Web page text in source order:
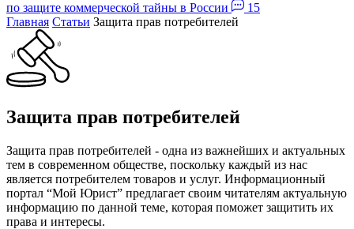
по защите коммерческой тайны в России
15
Главная Статьи Защита прав потребителей
Защита прав потребителей
Защита прав потребителей - одна из важнейших и актуальных
тем в современном обществе, поскольку каждый из нас
является потребителем товаров и услуг. Информационный
портал “Мой Юрист” предлагает своим читателям актуальную
информацию по данной теме, которая поможет защитить их
права и интересы.